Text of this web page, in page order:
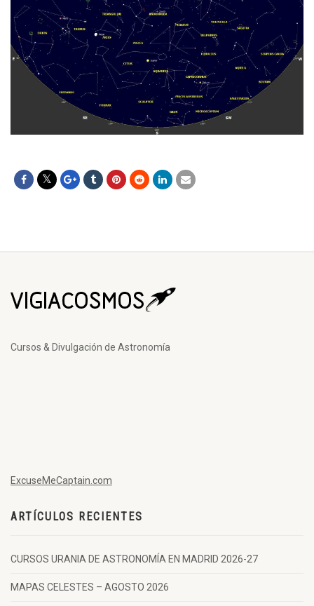
Cursos & Divulgación de Astronomía
ExcuseMeCaptain.com
ARTÍCULOS RECIENTES
CURSOS URANIA DE ASTRONOMÍA EN MADRID 2026-27
MAPAS CELESTES – AGOSTO 2026